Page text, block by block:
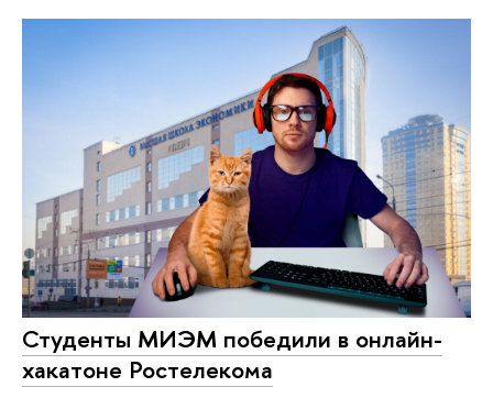
Студенты МИЭМ победили в онлайн-
хакатоне Ростелекома